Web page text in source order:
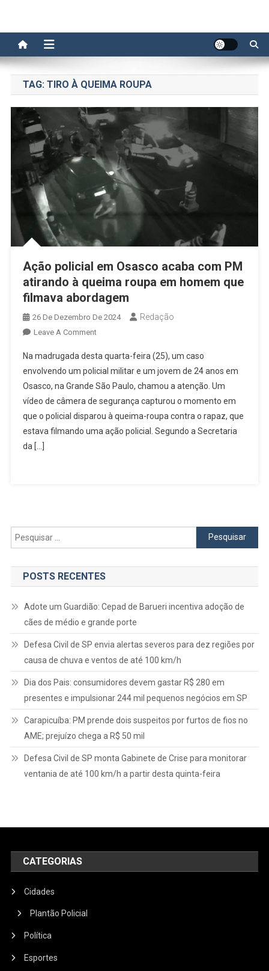
TAG: TIRO À QUEIMA ROUPA
Ação policial em Osasco acaba com PM
atirando à queima roupa em homem que
filmava abordagem
26 De Dezembro De 2024 Redação
Leave A CommentOn
Policial
Em
Osasco
Acaba
Com
PM
Que
Na madrugada desta quarta-feira (25), um caso
envolvendo um policial militar e um jovem de 24 anos em
Osasco, na Grande São Paulo, chamou a atenção. Um
vídeo de câmera de segurança capturou o momento em
que o policial disparou à queima-roupa contra o rapaz, que
estava filmando uma ação policial. Segundo a Secretaria
da […]
Pesquisar
por:
POSTS RECENTES
Adote um Guardião: Cepad de Barueri incentiva adoção de
cães de médio e grande porte
Defesa Civil de SP envia alertas severos para dez regiões por
causa de chuva e ventos de até 100 km/h
Dia dos Pais: consumidores devem gastar R$ 280 em
presentes e impulsionar 244 mil pequenos negócios em SP
Carapicuíba: PM prende dois suspeitos por furtos de fios no
AME; prejuízo chega a R$ 50 mil
Defesa Civil de SP monta Gabinete de Crise para monitorar
ventania de até 100 km/h a partir desta quinta-feira
CATEGORIAS
Cidades
Plantão Policial
Política
Esportes